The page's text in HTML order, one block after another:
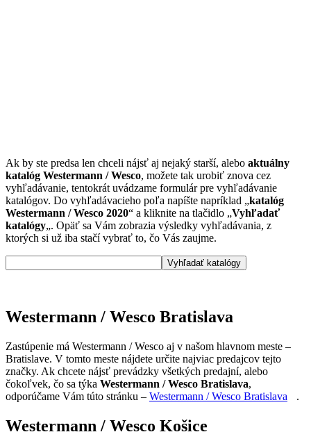
Ak by ste predsa len chceli nájsť aj nejaký starší, alebo aktuálny
katalóg Westermann / Wesco, možete tak urobiť znova cez
vyhľadávanie, tentokrát uvádzame formulár pre vyhľadávanie
katalógov. Do vyhľadávacieho poľa napíšte napríklad „katalóg
Westermann / Wesco 2020“ a kliknite na tlačidlo „Vyhľadať
katalógy„. Opäť sa Vám zobrazia výsledky vyhľadávania, z
ktorých si už iba stačí vybrať to, čo Vás zaujme.
Westermann / Wesco Bratislava
Zastúpenie má Westermann / Wesco aj v našom hlavnom meste –
Bratislave. V tomto meste nájdete určite najviac predajcov tejto
značky. Ak chcete nájsť prevádzky všetkých predajní, alebo
čokoľvek, čo sa týka Westermann / Wesco Bratislava,
odporúčame Vám túto stránku – Westermann / Wesco Bratislava .
Westermann / Wesco Košice